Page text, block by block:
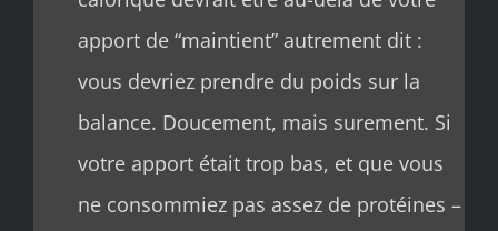
apport de “maintient” autrement dit :
vous devriez prendre du poids sur la
balance. Doucement, mais surement. Si
votre apport était trop bas, et que vous
ne consommiez pas assez de protéines –